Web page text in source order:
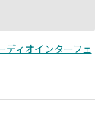
ディオインターフェ